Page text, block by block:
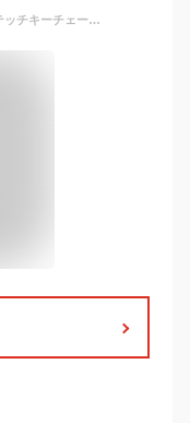
quitter クロップウォッシュレザーステッチキーチェーン クイッター ウォレットチェーン ウォレットコード ウォレットロープ 送料無料 栃木レザー 日本製 made in japan メイドインジャパン